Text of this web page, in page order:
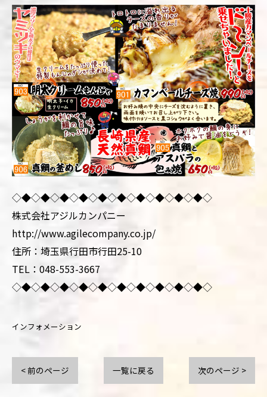
◇◆◇◆◇◆◇◆◇◆◇◆◇◆◇◆◇◆◇◆◇
株式会社アジルカンパニー
http://www.agilecompany.co.jp/
住所：埼玉県行田市行田25-10
TEL：048-553-3667
◇◆◇◆◇◆◇◆◇◆◇◆◇◆◇◆◇◆◇◆◇
インフォメーション
< 前のページ 一覧に戻る 次のページ >